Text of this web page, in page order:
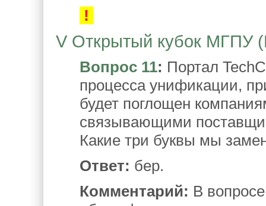
!
V Открытый кубок МГПУ
Вопрос 11: Портал
процесса унификации,
будет поглощен
связывающими
Какие три буквы мы
Ответ: бер.
Комментарий: В